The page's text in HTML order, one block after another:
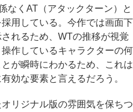
なくAT（アタックターン）と
用している。今作では画面下
れるため、WTの推移が視覚
作しているキャラクターの何
が瞬時にわかるため、これは
効な要素と言えるだろう。
リジナル版の雰囲気を保ちつ